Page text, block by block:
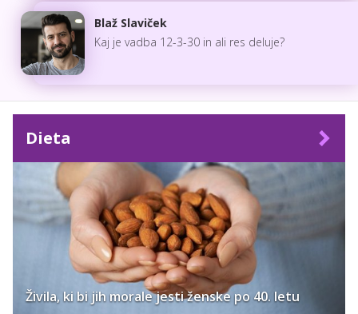
Blaž Slaviček
Kaj je vadba 12-3-30 in ali res deluje?
Dieta
Živila, ki bi jih morale jesti ženske po 40. letu